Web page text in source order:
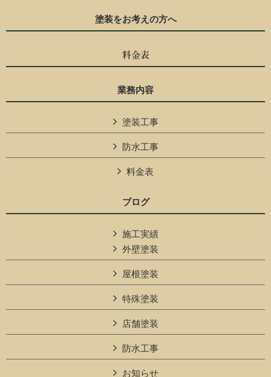
塗装をお考えの方へ
料金表
業務内容
塗装工事
防水工事
料金表
ブログ
施工実績
外壁塗装
屋根塗装
特殊塗装
店舗塗装
防水工事
お知らせ